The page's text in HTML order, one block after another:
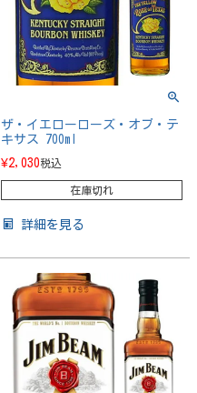
ザ・イエローローズ・オブ・テ
キサス 700ml
¥2,030税込
在庫切れ
詳細を見る